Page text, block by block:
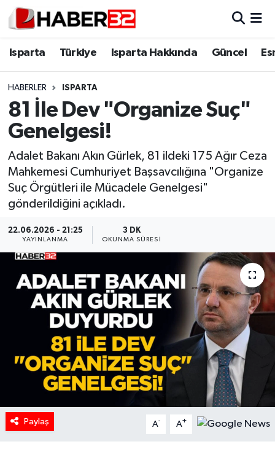
Isparta Türkiye Isparta Hakkında Güncel
HABERLER ISPARTA
81 İle Dev "Organize Suç"
Genelgesi!
Adalet Bakanı Akın Gürlek, 81 ildeki 175 Ağır Ceza
Mahkemesi Cumhuriyet Başsavcılığına "Organize
Suç Örgütleri ile Mücadele Genelgesi"
gönderildiğini açıkladı.
22.06.2026 - 21:25
YAYINLANMA
3 DK
OKUNMA SÜRESI
Paylaş A- A+
Isparta
Esnaf Diyor ki;
ASAYİŞ
BİLİM VE TEKNOLOJİ
EĞİTİM
GENEL
HABERDE İNSAN
İlginç
KÜLTÜR SANAT
MAGAZİN
Oyun
Isparta Nöbetçi Eczaneler
Isparta Trafik Yoğunluk Haritası
Süper Lig Puan Durumu ve Fikstür
Tüm Manşetler
Son Dakika Haberleri
Haber Arşivi